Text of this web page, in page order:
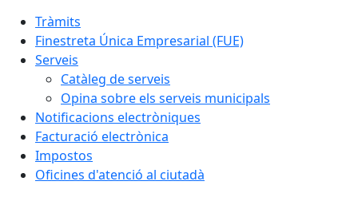
Tràmits
Finestreta Única Empresarial (FUE)
Serveis
Catàleg de serveis
Opina sobre els serveis municipals
Notificacions electròniques
Facturació electrònica
Impostos
Oficines d'atenció al ciutadà